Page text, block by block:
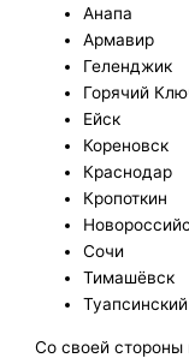
Анапа
Армавир
Геленджик
Горячий
Ейск
Кореновск
Краснодар
Кропоткин
Сочи
Тимашёвск
Со своей стороны